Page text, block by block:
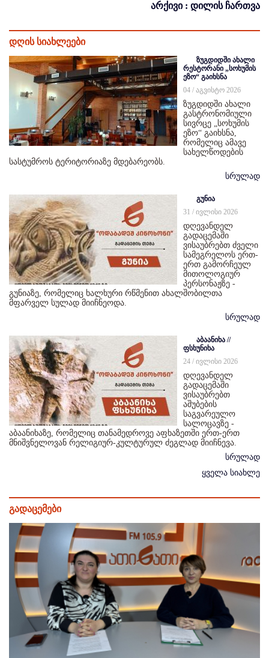
არქივი : დილის ჩართვა
დღის სიახლეები
ზუგდიდში ახალი
რესტორანი „სოხუმის
ეზო“ გაიხსნა
04 / აგვისტო 2026
ზუგდიდში ახალი
გასტრონომიული
სივრცე „სოხუმის
ეზო“ გაიხსნა,
რომელიც ამავე
სახელწოდების
სასტუმროს ტერიტორიაზე მდებარეობს.
სრულად
გუნია
31 / ივლისი 2026
დღევანდელ
გადაცემაში
ვისაუბრებთ ძველი
სამეგრელოს ერთ-
ერთ გამორჩეულ
მითოლოგიურ
პერსონაჟზე -
გუნიაზე, რომელიც ხალხური რწმენით ახალშობილთა
მფარველ სულად მიიჩნეოდა.
სრულად
აბაანიხა //
ფსხუნიხა
24 / ივლისი 2026
დღევანდელ
გადაცემაში
ვისაუბრებთ
აშუბების
საგვარეულო
სალოცავზე -
აბაანიხაზე, რომელიც თანამედროვე აფხაზეთში ერთ-ერთ
მნიშვნელოვან რელიგიურ-კულტურულ ძეგლად მიიჩნევა.
სრულად
ყველა სიახლე
გადაცემები